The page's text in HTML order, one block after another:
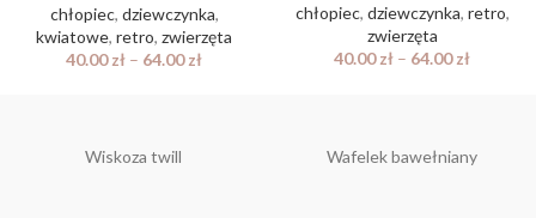
chłopiec, dziewczynka,
kwiatowe, retro, zwierzęta
40.00zł – 64.00zł
chłopiec, dziewczynka, retro,
zwierzęta
40.00zł – 64.00zł
Wiskoza twill Wafelek bawełniany